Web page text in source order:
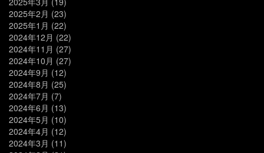
2025年2月 (23)
2025年1月 (22)
2024年12月 (22)
2024年11月 (27)
2024年10月 (27)
2024年9月 (12)
2024年8月 (25)
2024年7月 (7)
2024年6月 (13)
2024年5月 (10)
2024年4月 (12)
2024年3月 (11)